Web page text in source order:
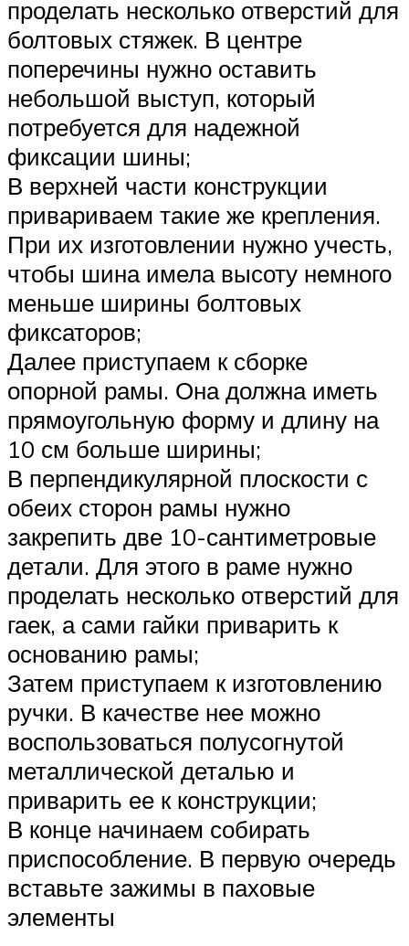
проделать несколько отверстий для
болтовых стяжек. В центре
поперечины нужно оставить
небольшой выступ, который
потребуется для надежной
фиксации шины;
В верхней части конструкции
привариваем такие же крепления.
При их изготовлении нужно учесть,
чтобы шина имела высоту немного
меньше ширины болтовых
фиксаторов;
Далее приступаем к сборке
опорной рамы. Она должна иметь
прямоугольную форму и длину на
10 см больше ширины;
В перпендикулярной плоскости с
обеих сторон рамы нужно
закрепить две 10-сантиметровые
детали. Для этого в раме нужно
проделать несколько отверстий для
гаек, а сами гайки приварить к
основанию рамы;
Затем приступаем к изготовлению
ручки. В качестве нее можно
воспользоваться полусогнутой
металлической деталью и
приварить ее к конструкции;
В конце начинаем собирать
приспособление. В первую очередь
вставьте зажимы в паховые
элементы